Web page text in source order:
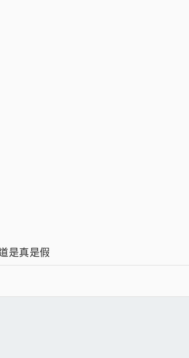
是真是假